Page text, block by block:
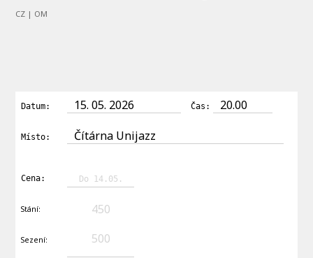
CZ | OM
Datum: 15. 05. 2026 Čas: 20.00
Místo: Čítárna Unijazz
Cena:
Stání:
Sezení:
Do 14.05.
450
500